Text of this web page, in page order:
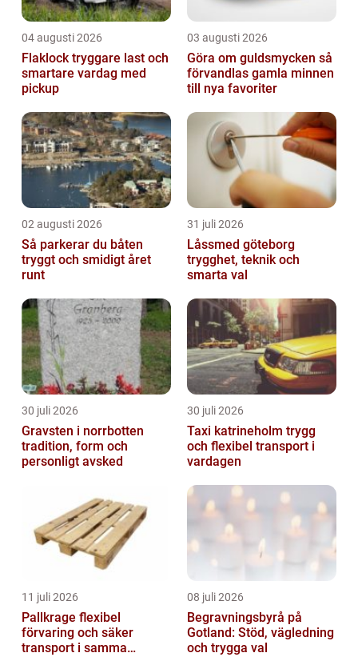
04 augusti 2026
Flaklock tryggare last och
smartare vardag med
pickup
03 augusti 2026
Göra om guldsmycken så
förvandlas gamla minnen
till nya favoriter
02 augusti 2026
Så parkerar du båten
tryggt och smidigt året
runt
31 juli 2026
Låssmed göteborg
trygghet, teknik och
smarta val
30 juli 2026
Gravsten i norrbotten
tradition, form och
personligt avsked
30 juli 2026
Taxi katrineholm trygg
och flexibel transport i
vardagen
11 juli 2026
Pallkrage flexibel
förvaring och säker
transport i samma
08 juli 2026
Begravningsbyrå på
Gotland: Stöd, vägledning
och trygga val